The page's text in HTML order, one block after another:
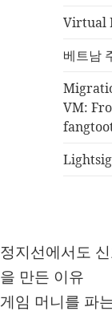
Virtual
베트남
VM:
정지선에서도
을 만든 이유
게임 머니를 파